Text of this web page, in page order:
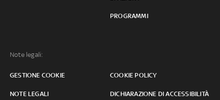
PROGRAMMI
Note legali:
GESTIONE COOKIE COOKIE POLICY
NOTE LEGALI DICHIARAZIONE DI ACCESSIBILITÀ